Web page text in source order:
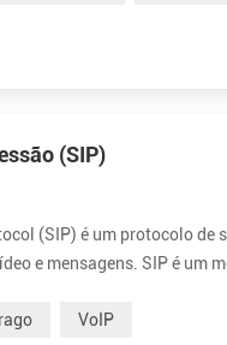
(SIP)
(SIP) é um protocolo
e mensagens. SIP é um
VoIP